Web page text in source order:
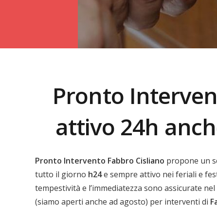
Pronto
attivo 24h
Pronto Intervento Fabbro Cisliano propone un
tutto il giorno h24e sempre attivo nei feriali e
tempestività e l’immediatezza sono assicurate
(siamo aperti anche ad agosto) per interventi di